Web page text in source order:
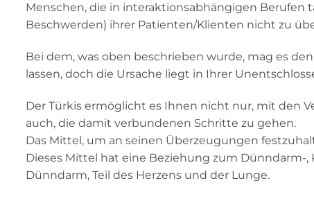
Menschen, die in interaktionsabhängigen
Beschwerden) ihrer Patienten/Klienten nicht zu
Bei dem, was oben beschrieben wurde, mag es
lassen, doch die Ursache liegt in Ihrer
Der Türkis ermöglicht es Ihnen nicht nur, mit den
auch, die damit verbundenen Schritte zu gehen.
Das Mittel, um an seinen Überzeugungen
Dieses Mittel hat eine Beziehung zum Dünndarm-
Dünndarm, Teil des Herzens und der Lunge.